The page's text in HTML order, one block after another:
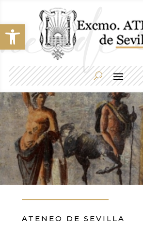
Abrir barra de herramientas
ATENEO DE SEVILLA